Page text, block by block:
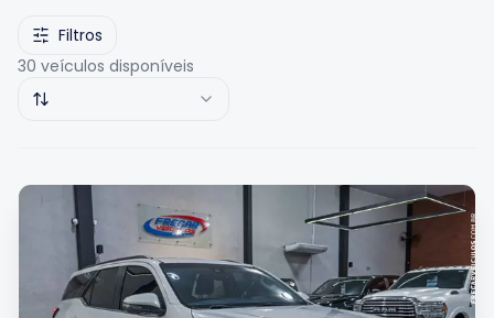
Filtros
30 veículos disponíveis